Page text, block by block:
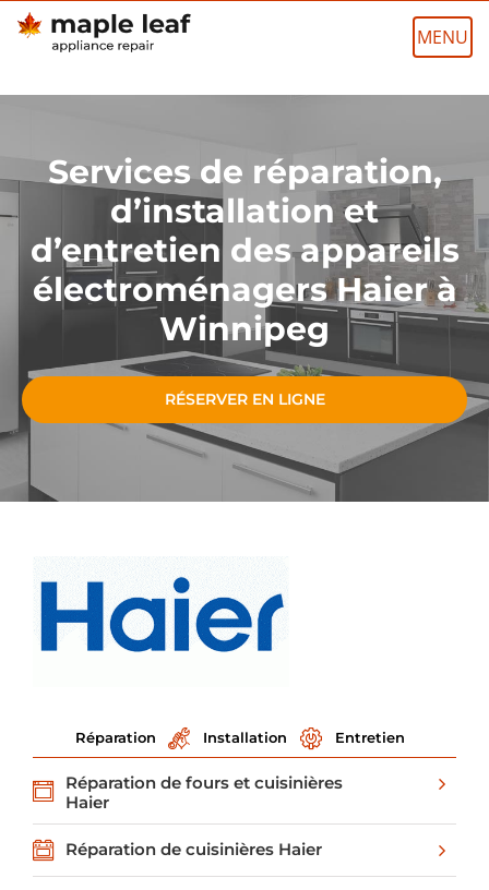
Skip
Services de réparation,
d’installation et
d’entretien des appareils
électroménagers Haier à
Winnipeg
RÉSERVER EN LIGNE
Réparation Installation Entretien
Réparation de fours et cuisinières
Haier
Réparation de cuisinières Haier